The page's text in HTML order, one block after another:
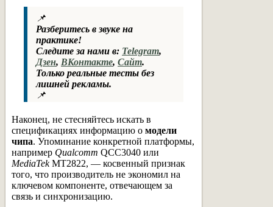
📌
Разберитесь в звуке на
практике!
Следите за нами в: Telegram,
Дзен, ВКонтакте, Сайт.
Только реальные тесты без
лишней рекламы.
📌
Наконец, не стесняйтесь искать в
спецификациях информацию о модели
чипа. Упоминание конкретной платформы,
например Qualcomm QCC3040 или
MediaTekMT2822, — косвенный признак
того, что производитель не экономил на
ключевом компоненте, отвечающем за
связь и синхронизацию.